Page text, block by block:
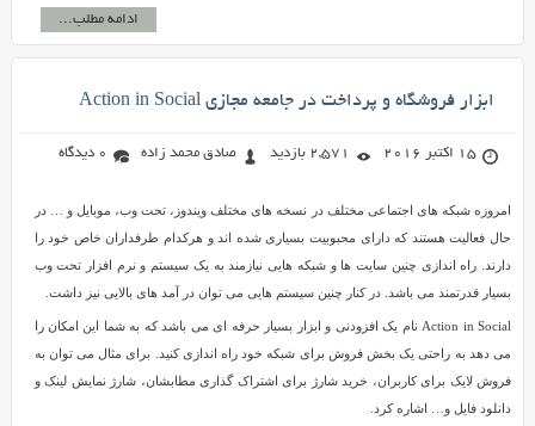
ادامه مطلب...
ابزار فروشگاه و پرداخت در جامعه مجازی Action in Social
15 اکتبر 2016 2,571 بازدید صادق محمد زاده 0 دیدگاه
امروزه شبکه های اجتماعی مختلف در نسخه های مختلف ویندوز، تحت وب، موبایل و … در
حال فعالیت هستند که دارای محبوبیت بسیاری شده اند و هرکدام طرفداران خاص خود را
دارند. راه اندازی چنین سایت ها و شبکه هایی نیازمند به یک سیستم و نرم افزار تحت وب
بسیار قدرتمند می باشد. در کنار چنین سیستم هایی می توان در آمد های بالایی نیز داشت.
Action in Social نام یک افزودنی و ابزار بسیار حرفه ای می باشد که به شما این امکان را
می دهد به راحتی یک بخش فروش برای شبکه خود راه اندازی کنید. برای مثال می توان به
فروش لایک برای کاربران، خرید شارژ برای اشتراک گذاری مطابشان، شارژ نمایش لینک و
دانلود فایل و… اشاره کرد.